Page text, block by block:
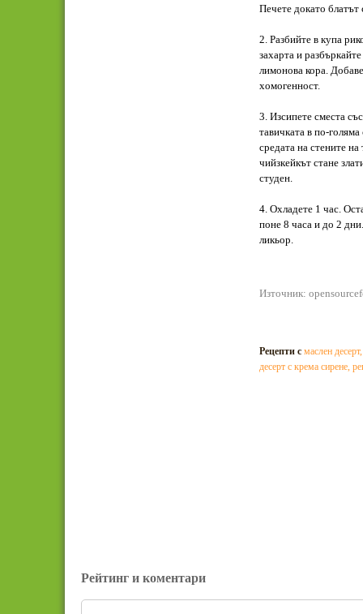
Печете докато блатът
2. Разбийте в купа
захарта и
лимонова кора.
хомогенност.
3. Изсипете сместа
тавичката в по-
средата на стените
чийзкейкът стане
студен.
4. Охладете 1 час.
поне 8 часа и до 2
ликьор.
Източник:
Рецепти с маслен десерт
десерт с крема сирене,
Рейтинг и коментари